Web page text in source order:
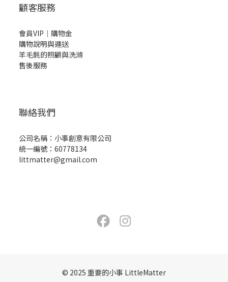
顧客服務
會員VIP｜購物金
購物說明與運送
羊毛氈的照顧與洗滌
售後服務
聯絡我們
公司名稱：小事創意有限公司
統一編號：60778134
littmatter@gmail.com
© 2025 重要的小事 LittleMatter